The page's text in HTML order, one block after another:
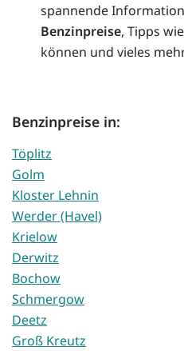
spannende
Benzinpreise, Tipps
können und vieles
Benzinpreise in:
Töplitz
Golm
Kloster Lehnin
Werder (Havel)
Krielow
Derwitz
Bochow
Schmergow
Deetz
Groß Kreutz